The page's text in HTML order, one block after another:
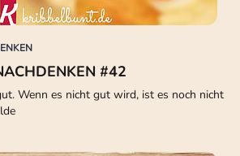
#42
Wenn es nicht gut wird, ist es noch nicht